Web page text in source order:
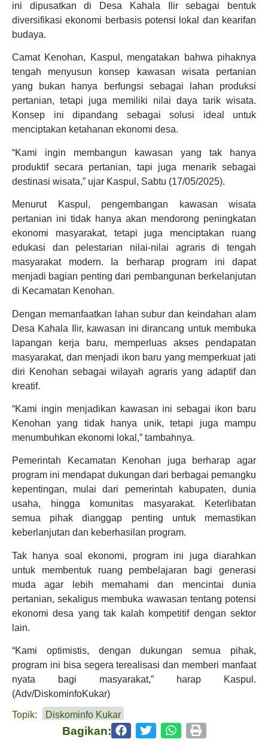
ini dipusatkan di Desa Kahala Ilir sebagai bentuk
diversifikasi ekonomi berbasis potensi lokal dan kearifan
budaya.
Camat Kenohan, Kaspul, mengatakan bahwa pihaknya
tengah menyusun konsep kawasan wisata pertanian
yang bukan hanya berfungsi sebagai lahan produksi
pertanian, tetapi juga memiliki nilai daya tarik wisata.
Konsep ini dipandang sebagai solusi ideal untuk
menciptakan ketahanan ekonomi desa.
“Kami ingin membangun kawasan yang tak hanya
produktif secara pertanian, tapi juga menarik sebagai
destinasi wisata,” ujar Kaspul, Sabtu (17/05/2025).
Menurut Kaspul, pengembangan kawasan wisata
pertanian ini tidak hanya akan mendorong peningkatan
ekonomi masyarakat, tetapi juga menciptakan ruang
edukasi dan pelestarian nilai-nilai agraris di tengah
masyarakat modern. Ia berharap program ini dapat
menjadi bagian penting dari pembangunan berkelanjutan
di Kecamatan Kenohan.
Dengan memanfaatkan lahan subur dan keindahan alam
Desa Kahala Ilir, kawasan ini dirancang untuk membuka
lapangan kerja baru, memperluas akses pendapatan
masyarakat, dan menjadi ikon baru yang memperkuat jati
diri Kenohan sebagai wilayah agraris yang adaptif dan
kreatif.
“Kami ingin menjadikan kawasan ini sebagai ikon baru
Kenohan yang tidak hanya unik, tetapi juga mampu
menumbuhkan ekonomi lokal,” tambahnya.
Pemerintah Kecamatan Kenohan juga berharap agar
program ini mendapat dukungan dari berbagai pemangku
kepentingan, mulai dari pemerintah kabupaten, dunia
usaha, hingga komunitas masyarakat. Keterlibatan
semua pihak dianggap penting untuk memastikan
keberlanjutan dan keberhasilan program.
Tak hanya soal ekonomi, program ini juga diarahkan
untuk membentuk ruang pembelajaran bagi generasi
muda agar lebih memahami dan mencintai dunia
pertanian, sekaligus membuka wawasan tentang potensi
ekonomi desa yang tak kalah kompetitif dengan sektor
lain.
“Kami optimistis, dengan dukungan semua pihak,
program ini bisa segera terealisasi dan memberi manfaat
nyata bagi masyarakat,” harap Kaspul.
(Adv/DiskominfoKukar)
Topik: Diskominfo Kukar
Bagikan: